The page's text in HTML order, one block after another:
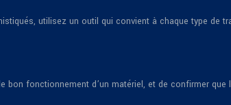
utilisez un outil qui convient à chaque type de
bon fonctionnement d’un matériel, et de confirmer que